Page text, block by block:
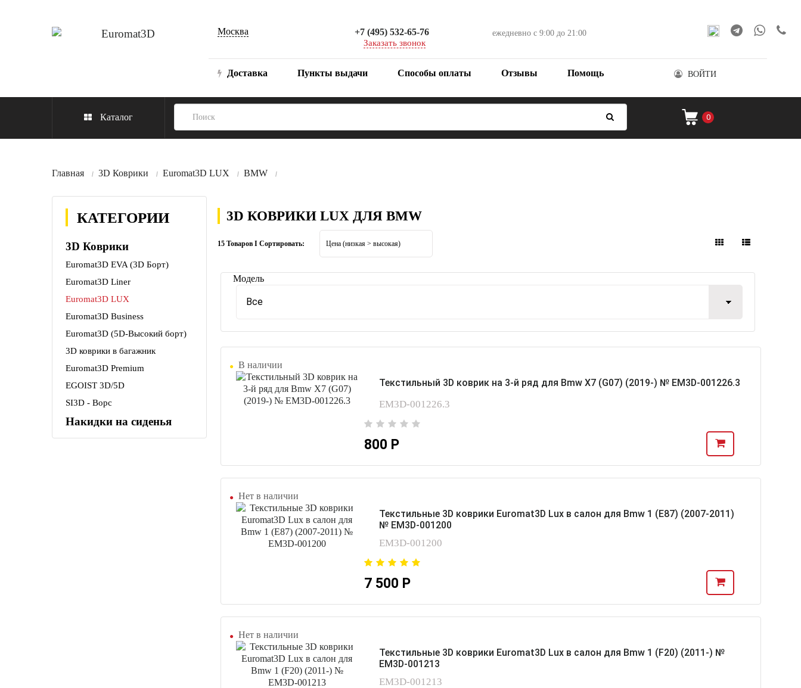
Москва +7 (495) 532-65-76
Заказать звонок
ежедневнос 9:00 до 21:00
Доставка Пункты выдачи Способы оплаты Отзывы Помощь ВОЙТИ
Каталог 0
Главная 3D Коврики Euromat3D LUX BMW
КАТЕГОРИИ
3D Коврики
Euromat3D EVA (3D Борт)
Euromat3D Liner
Euromat3D LUX
Euromat3D Business
Euromat3D (5D-Высокий борт)
3D коврики в багажник
Euromat3D Premium
EGOIST 3D/5D
SI3D - Ворс
Накидки на сиденья
3D КОВРИКИ LUX ДЛЯ BMW
15 Товаров I Сортировать:
Модель
Все
В наличии
Текстильный 3D коврик на 3-й ряд для Bmw X7 (G07) (2019-) № EM3D-001226.3
EM3D-001226.3
800 Р
Нет в наличии
Текстильные 3D коврики Euromat3D Lux в салон для Bmw 1 (E87) (2007-2011)
№ EM3D-001200
EM3D-001200
7 500 Р
Нет в наличии
Текстильные 3D коврики Euromat3D Lux в салон для Bmw 1 (F20) (2011-) №
EM3D-001213
EM3D-001213